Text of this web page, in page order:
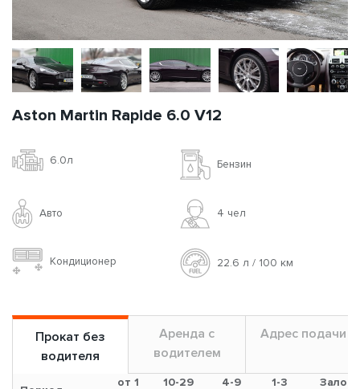
Aston Martin Rapide 6.0 V12
6.0л Бензин
Авто 4 чел
Кондиционер 22.6 л / 100 км
Прокат без
водителя
Аренда с
водителем
Адрес подачи
от 1
10-29
4-9
1-3
Залог